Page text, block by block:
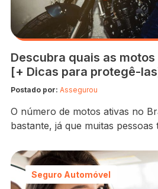
Descubra quais as
[+ Dicas para protegê-
Postado por: Assegurou
O número de motos ativas no
bastante, já que muitas
que permite escapar do
a essa crescente demanda,
motocicletas chegam às
Seguro Automóvel